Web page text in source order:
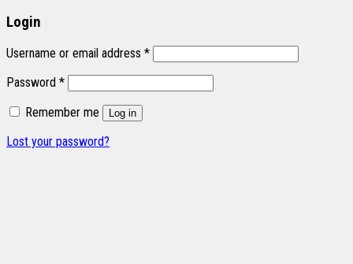
Login
Username or email address *
Password *
Remember me
Log in
Lost your password?